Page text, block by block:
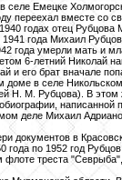
селе Емецке
переехал вместе со
годах отец Рубцова
года Михаил
года умерли мать и
6-летний Николай
и его брат вначале
доме в селе
Н. М. Рубцова). В этом
написанной
деле Михаил
документов в
года по 1952 год
флоте треста